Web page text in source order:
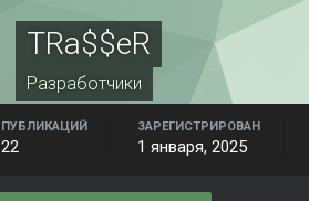
TRa$$eR
Разработчики
ПУБЛИКАЦИЙ
22
ЗАРЕГИСТРИРОВАН
1 января, 2025